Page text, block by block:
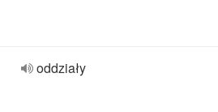
oddziały